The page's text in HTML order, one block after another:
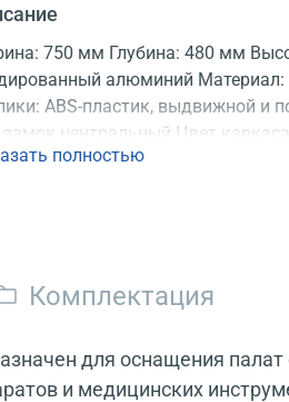
750 мм Глубина: 480 мм
алюминий Материал:
ABS-пластик, выдвижной и
замок центральный Цвет
стойка, держатель,
полностью
Комплектация
для оснащения палат
и медицинских